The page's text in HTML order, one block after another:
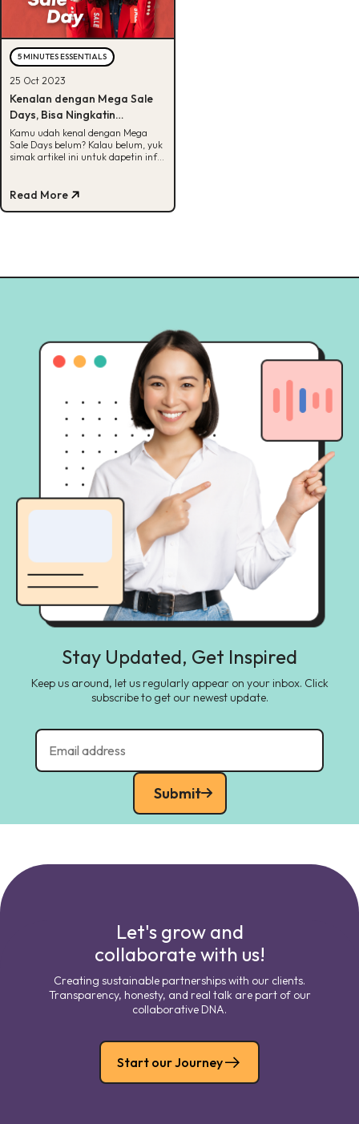
5 MINUTES ESSENTIALS
25 Oct 2023
Kenalan dengan Mega Sale
Days, Bisa Ningkatin
Penjualan Loh!
Kamu udah kenal dengan Mega
Sale Days belum? Kalau belum, yuk
simak artikel ini untuk dapetin info
Read More
Stay Updated, Get Inspired
Keep us around, let us regularly appear on your inbox. Click
subscribe to get our newest update.
Submit
Let's grow and
collaborate with us!
Creating sustainable partnerships with our clients.
Transparency, honesty, and real talk are part of our
collaborative DNA.
Start our Journey